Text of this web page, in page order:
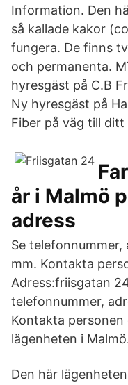
Information. Den
så kallade kakor
fungera. De finns
och permanenta.
hyresgäst på C.B
Ny hyresgäst på
Fiber på väg till ditt
år i Malmö
adress
Se
mm. Kontakta
Adress:friisgatan
telefonnummer,
Kontakta
lägenheten i
Den här